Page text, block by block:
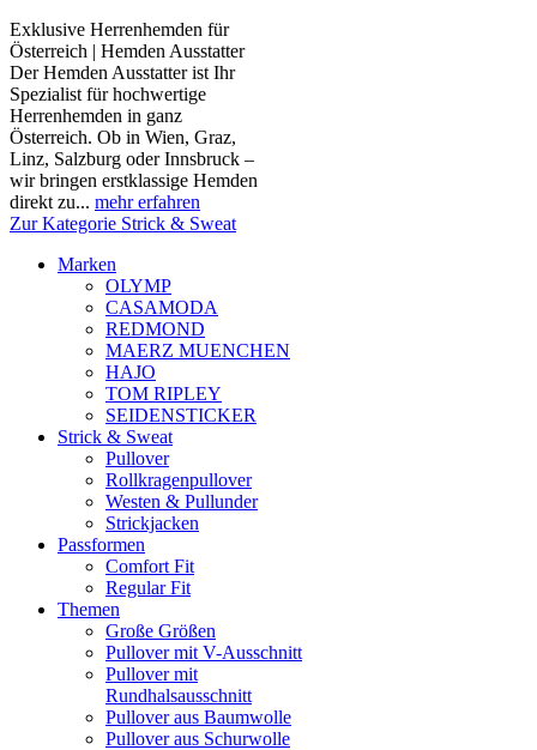
Exklusive Herrenhemden für
Österreich | Hemden Ausstatter
Der Hemden Ausstatter ist Ihr
Spezialist für hochwertige
Herrenhemden in ganz
Österreich. Ob in Wien, Graz,
Linz, Salzburg oder Innsbruck –
wir bringen erstklassige Hemden
direkt zu... mehr erfahren
Zur Kategorie Strick & Sweat
Marken
OLYMP
CASAMODA
REDMOND
MAERZ MUENCHEN
HAJO
TOM RIPLEY
SEIDENSTICKER
Strick & Sweat
Pullover
Rollkragenpullover
Westen & Pullunder
Strickjacken
Passformen
Comfort Fit
Regular Fit
Themen
Große Größen
Pullover mit V-Ausschnitt
Pullover mit
Rundhalsausschnitt
Pullover aus Baumwolle
Pullover aus Schurwolle